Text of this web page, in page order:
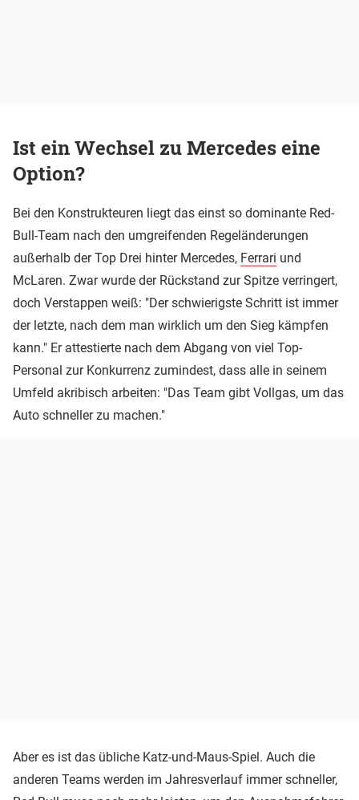
Ist ein Wechsel zu Mercedes eine
Option?
Bei den Konstrukteuren liegt das einst so dominante Red-
Bull-Team nach den umgreifenden Regeländerungen
außerhalb der Top Drei hinter Mercedes, Ferrari und
McLaren. Zwar wurde der Rückstand zur Spitze verringert,
doch Verstappen weiß: "Der schwierigste Schritt ist immer
der letzte, nach dem man wirklich um den Sieg kämpfen
kann." Er attestierte nach dem Abgang von viel Top-
Personal zur Konkurrenz zumindest, dass alle in seinem
Umfeld akribisch arbeiten: "Das Team gibt Vollgas, um das
Auto schneller zu machen."
Aber es ist das übliche Katz-und-Maus-Spiel. Auch die
anderen Teams werden im Jahresverlauf immer schneller,